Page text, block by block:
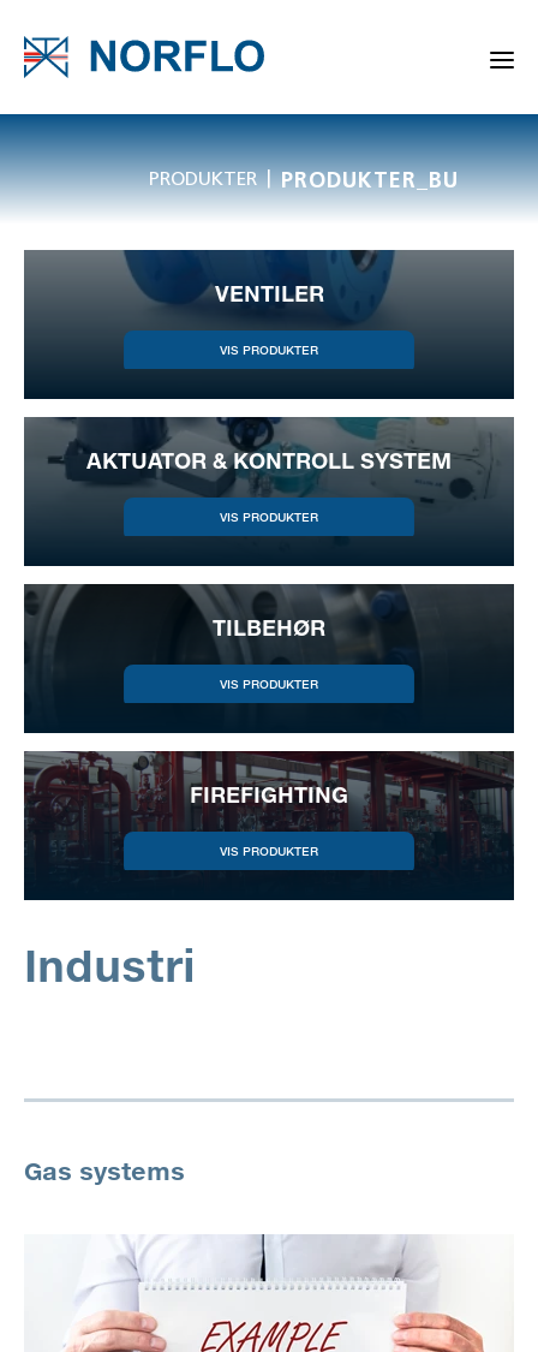
PRODUKTER | PRODUKTER_BU
VENTILER
AKTUATOR & KONTROLL SYSTEM
TILBEHØR
FIREFIGHTING
Industri
Gas systems